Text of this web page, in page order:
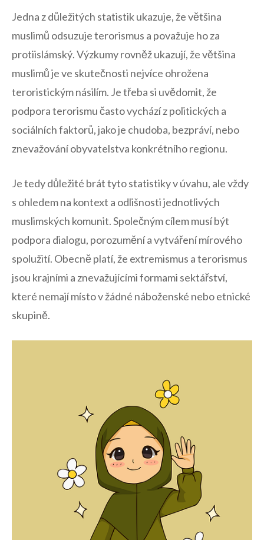
Jedna z důležitých statistik ukazuje, že většina
muslimů odsuzuje terorismus a považuje ho za
protiislámský. Výzkumy rovněž ukazují,‍ že ⁣většina
muslimů je ve skutečnosti nejvíce ohrožena
teroristickým násilím.​ Je třeba si uvědomit, že
podpora terorismu často vychází z politických a
sociálních faktorů, jako je chudoba, bezpráví, ⁣nebo
znevažování obyvatelstva konkrétního regionu.
Je tedy důležité ​brát tyto statistiky v úvahu, ale vždy
s ohledem na kontext a odlišnosti jednotlivých
muslimských komunit. Společným cílem musí být
podpora dialogu,‌ porozumění a vytváření mírového
spolužití. Obecně platí, že extremismus a ‍terorismus
‌jsou krajními ‌a znevažujícími formami sektářství,
‍které nemají‌ místo v ⁢žádné náboženské nebo etnické
skupině.